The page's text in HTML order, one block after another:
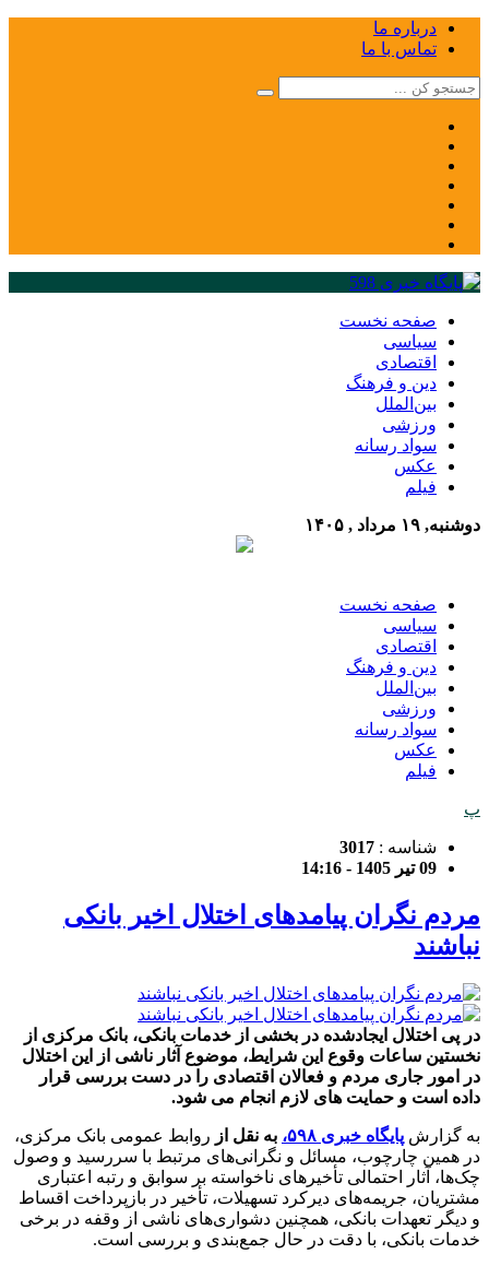
درباره ما
تماس با ما
صفحه نخست
سیاسی
اقتصادی
دین و فرهنگ
بین‌الملل
ورزشی
سواد رسانه
عکس
فیلم
دوشنبه, ۱۹ مرداد , ۱۴۰۵
صفحه نخست
سیاسی
اقتصادی
دین و فرهنگ
بین‌الملل
ورزشی
سواد رسانه
عکس
فیلم
پ
شناسه : 3017
09 تیر 1405 - 14:16
مردم نگران پیامدهای اختلال‌ اخیر بانکی
نباشند
در پی اختلال‌ ایجادشده در بخشی از خدمات بانکی، بانک مرکزی از
نخستین ساعات وقوع این شرایط، موضوع آثار ناشی از این اختلال‌
در امور جاری مردم و فعالان اقتصادی را در دست بررسی قرار
داده است و حمایت های لازم انجام می شود.
به گزارش پایگاه خبری ۵۹۸، به نقل از روابط عمومی بانک مرکزی،
در همین چارچوب، مسائل و نگرانی‌های مرتبط با سررسید و وصول
چک‌ها، آثار احتمالی تأخیرهای ناخواسته بر سوابق و رتبه اعتباری
مشتریان، جریمه‌های دیرکرد تسهیلات، تأخیر در بازپرداخت اقساط
و دیگر تعهدات بانکی، همچنین دشواری‌های ناشی از وقفه در برخی
خدمات بانکی، با دقت در حال جمع‌بندی و بررسی است.